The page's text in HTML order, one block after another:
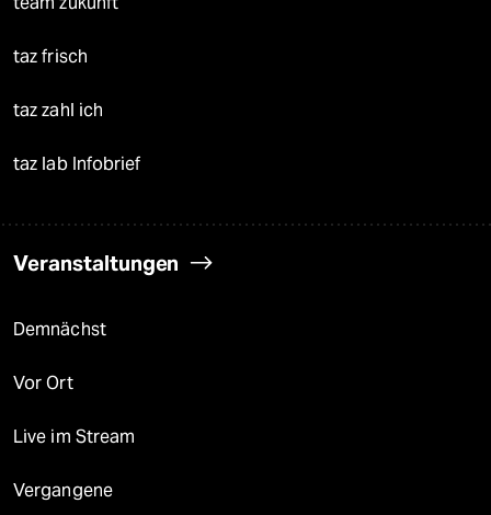
taz frisch
taz zahl ich
taz lab Infobrief
Veranstaltungen
Demnächst
Vor Ort
Live im Stream
Vergangene